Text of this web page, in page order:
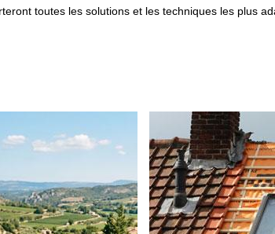
toutes les solutions et les techniques les plus